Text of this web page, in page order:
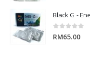
Black G -
0 out of 5
RM65.00